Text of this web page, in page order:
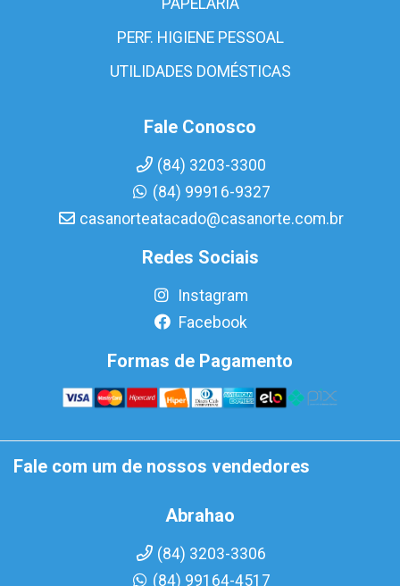
PAPELARIA
PERF. HIGIENE PESSOAL
UTILIDADES DOMÉSTICAS
Fale Conosco
(84) 3203-3300
(84) 99916-9327
casanorteatacado@casanorte.com.br
Redes Sociais
Instagram
Facebook
Formas de Pagamento
Fale com um de nossos vendedores
Abrahao
(84) 3203-3306
(84) 99164-4517